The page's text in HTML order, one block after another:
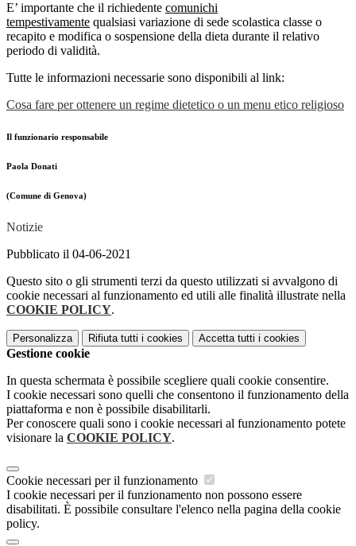
E’ importante che il richiedente comunichi
tempestivamente qualsiasi variazione di sede scolastica classe o
recapito e modifica o sospensione della dieta durante il relativo
periodo di validità.
Tutte le informazioni necessarie sono disponibili al link:
Cosa fare per ottenere un regime dietetico o un menu etico religioso
Il funzionario responsabile
Paola Donati
(Comune di Genova)
Notizie
Pubblicato il 04-06-2021
Questo sito o gli strumenti terzi da questo utilizzati si avvalgono di
cookie necessari al funzionamento ed utili alle finalità illustrate nella
COOKIE POLICY.
Personalizza Rifiuta tutti i cookies Accetta tutti i cookies
Gestione cookie
In questa schermata è possibile scegliere quali cookie consentire.
I cookie necessari sono quelli che consentono il funzionamento della
piattaforma e non è possibile disabilitarli.
Per conoscere quali sono i cookie necessari al funzionamento potete
visionare la COOKIE POLICY.
Cookie necessari per il funzionamento
I cookie necessari per il funzionamento non possono essere
disabilitati. È possibile consultare l'elenco nella pagina della cookie
policy.